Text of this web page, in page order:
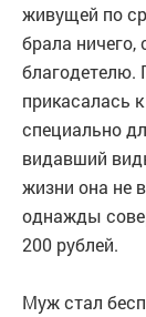
живущей по
брала ничего,
благодетелю.
прикасалась
специально
видавший
жизни она не
однажды
200 рублей.
Муж стал